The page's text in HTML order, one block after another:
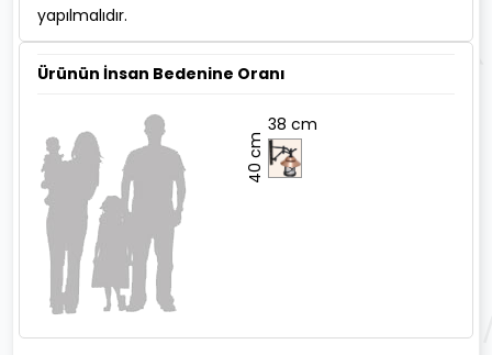
yapılmalıdır.
Ürünün İnsan Bedenine Oranı
38 cm
40 cm